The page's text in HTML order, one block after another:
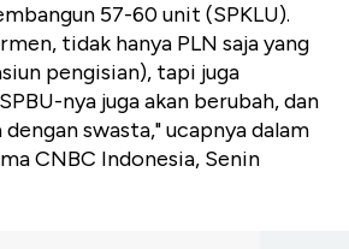
57-60 unit (SPKLU).
tidak hanya PLN saja yang
pengisian), tapi juga
nya juga akan berubah, dan
dengan swasta," ucapnya dalam
CNBC Indonesia, Senin